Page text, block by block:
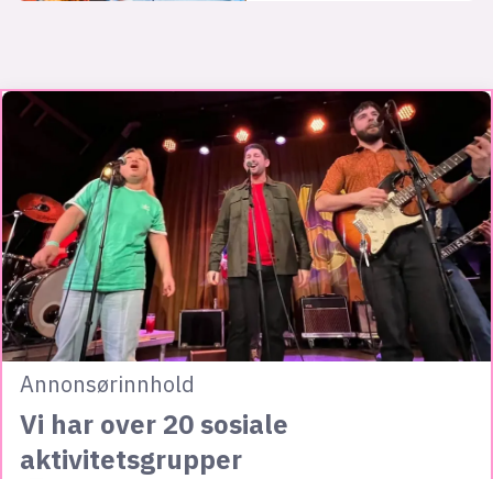
Annonsørinnhold
Vi har over 20 sosiale
aktivitetsgrupper